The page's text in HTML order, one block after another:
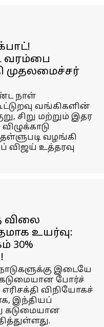
வரம்பை
முதலமைச்சர்
நாள்
வங்கிகளின்
சிறு மற்றும் இதர
வழங்கி
விஜய் உத்தரவு
விலை
உயர்வு:
30%
இடையே
போர்ச்
விநியோகச்
இந்தியப்
கடுமையான